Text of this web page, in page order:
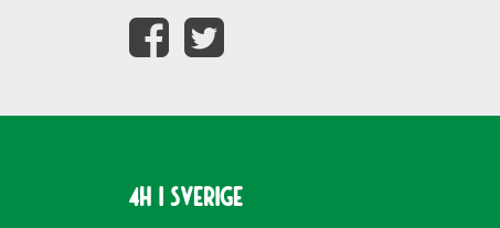
4H i Sverige